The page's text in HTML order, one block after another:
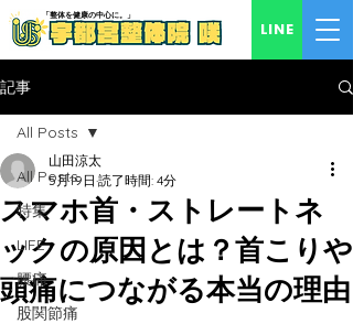
LINE
「​整体を健康の中心に。」
記事
All Posts
特集
LIFE
腰痛
股関節痛
All Posts
スマホ首・ストレートネ
ックの原因とは？首こりや
頭痛につながる本当の理由
山田涼太
5月19日 読了時間: 4分